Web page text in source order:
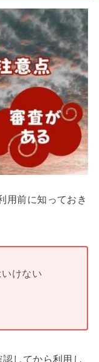
用前に知っておき
けない
してから利用し